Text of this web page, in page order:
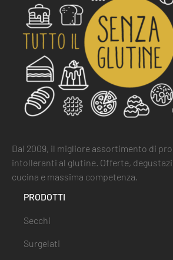
Dal 2009, il migliore assortimento di
intolleranti al glutine. Offerte,
cucina e massima competenza.
PRODOTTI
Secchi
Surgelati